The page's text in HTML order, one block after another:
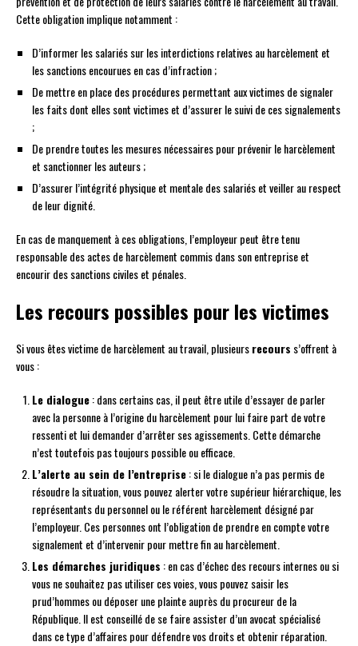
Cette obligation implique notamment :
D’informer les salariés sur les interdictions relatives au harcèlement et
les sanctions encourues en cas d’infraction ;
De mettre en place des procédures permettant aux victimes de signaler
les faits dont elles sont victimes et d’assurer le suivi de ces signalements
;
De prendre toutes les mesures nécessaires pour prévenir le harcèlement
et sanctionner les auteurs ;
D’assurer l’intégrité physique et mentale des salariés et veiller au respect
de leur dignité.
En cas de manquement à ces obligations, l’employeur peut être tenu
responsable des actes de harcèlement commis dans son entreprise et
encourir des sanctions civiles et pénales.
Les recours possibles pour les victimes
Si vous êtes victime de harcèlement au travail, plusieursrecours s’offrent à
vous :
Le dialogue: dans certains cas, il peut être utile d’essayer de parler
avec la personne à l’origine du harcèlement pour lui faire part de votre
ressenti et lui demander d’arrêter ses agissements. Cette démarche
n’est toutefois pas toujours possible ou efficace.
L’alerte au sein de l’entreprise: si le dialogue n’a pas permis de
résoudre la situation, vous pouvez alerter votre supérieur hiérarchique, les
représentants du personnel ou le référent harcèlement désigné par
l’employeur. Ces personnes ont l’obligation de prendre en compte votre
signalement et d’intervenir pour mettre fin au harcèlement.
Les démarches juridiques : en cas d’échec des recours internes ou si
vous ne souhaitez pas utiliser ces voies, vous pouvez saisir les
prud’hommes ou déposer une plainte auprès du procureur de la
République. Il est conseillé de se faire assister d’un avocat spécialisé
dans ce type d’affaires pour défendre vos droits et obtenir réparation.